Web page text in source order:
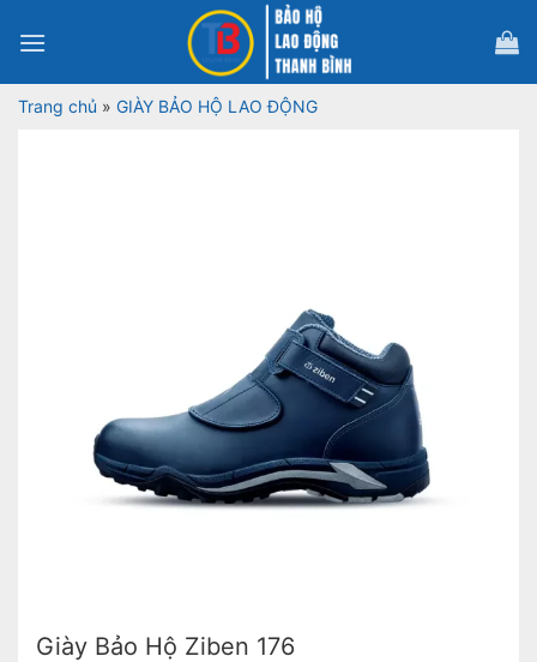
qua
dungTrang chủ » GIÀY BẢO HỘ LAO ĐỘNG
Giày Bảo Hộ Ziben 176